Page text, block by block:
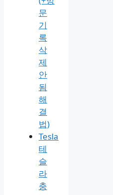
문
기
록
삭
제
안
됨
해
결
법)
Tesla
테
슬
라
충